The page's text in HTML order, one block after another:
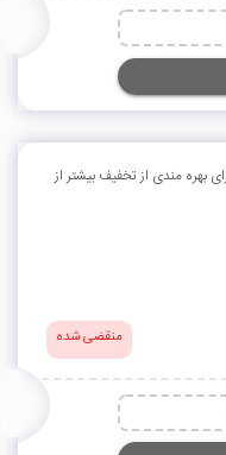
شود برای بهره مندی از تخفیف بیشتر از
منقضی شده